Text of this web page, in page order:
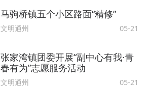
马驹桥镇五个小区路面“精修”
文明通州 05-21
张家湾镇团委开展“副中心有我·青
春有为”志愿服务活动
文明通州 05-21